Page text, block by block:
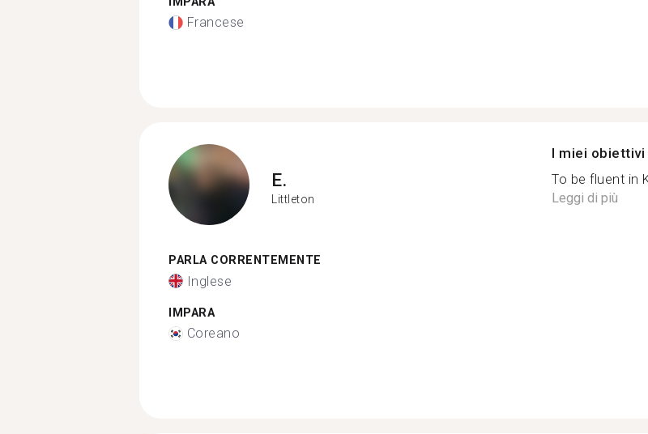
Francese
E.
Littleton
PARLA CORRENTEMENTE
Inglese
IMPARA
Coreano
I miei
To be fluent in
Leggi di più